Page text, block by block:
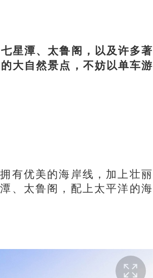
星潭、太鲁阁，以及许多著
大自然景点，不妨以单车游
优美的海岸线，加上壮丽
、太鲁阁，配上太平洋的海